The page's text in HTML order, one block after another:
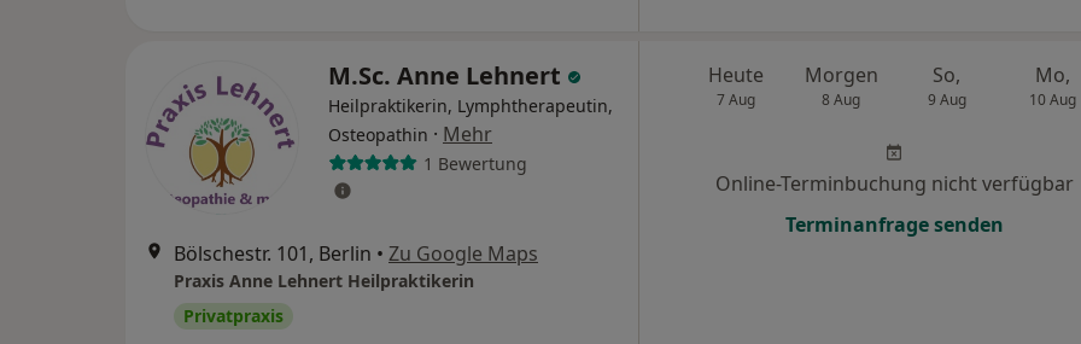
M.Sc. Anne Lehnert
Heilpraktikerin, Lymphtherapeutin,
Osteopathin · Mehr
1 Bewertung
Bölschestr. 101, Berlin • Zu Google Maps
Praxis Anne Lehnert Heilpraktikerin
Privatpraxis
Heute
7 Aug
Morgen
8 Aug
So,
9 Aug
Mo,
10 Aug
Online-Terminbuchung nicht verfügbar
Terminanfrage senden